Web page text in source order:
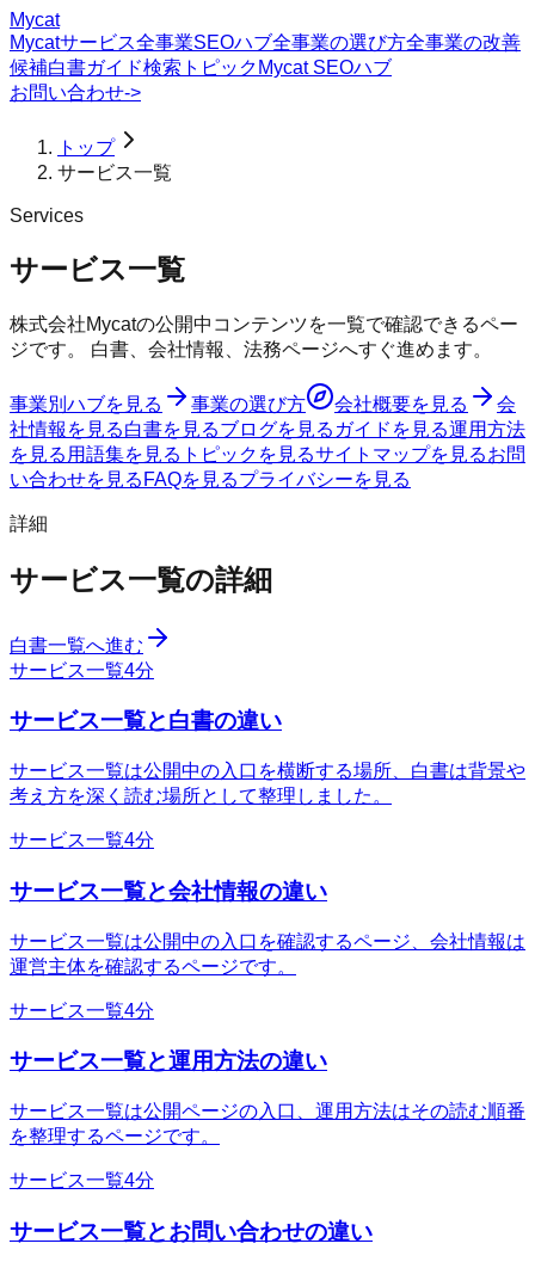
Mycat
Mycatサービス全事業SEOハブ全事業の選び方全事業の改善
候補白書ガイド検索トピック Mycat SEOハブ
お問い合わせ->
トップ
サービス一覧
Services
サービス一覧
株式会社Mycatの公開中コンテンツを一覧で確認できるペー
ジです。 白書、会社情報、法務ページへすぐ進めます。
事業別ハブを見る 事業の選び方 会社概要を見る
会
社情報を見る白書を見るブログを見る ガイドを見る運用方法
を見る 用語集を見る トピックを見るサイトマップを見るお問
い合わせを見る FAQを見るプライバシーを見る
詳細
サービス一覧の詳細
白書一覧へ進む
サービス一覧4分
サービス一覧と白書の違い
サービス一覧は公開中の入口を横断する場所、白書は背景や
考え方を深く読む場所として整理しました。
サービス一覧4分
サービス一覧と会社情報の違い
サービス一覧は公開中の入口を確認するページ、会社情報は
運営主体を確認するページです。
サービス一覧4分
サービス一覧と運用方法の違い
サービス一覧は公開ページの入口、運用方法はその読む順番
を整理するページです。
サービス一覧4分
サービス一覧とお問い合わせの違い